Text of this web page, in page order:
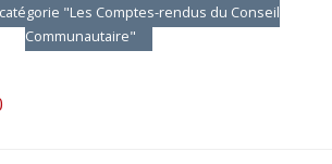
"Les Comptes-rendus du Conseil
Communautaire"